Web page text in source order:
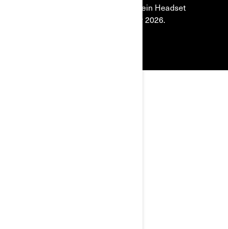
Kompatibel mit Android und iOS, kein Headset
erforderlich. Erhältlich ab Frühjahr 2026.